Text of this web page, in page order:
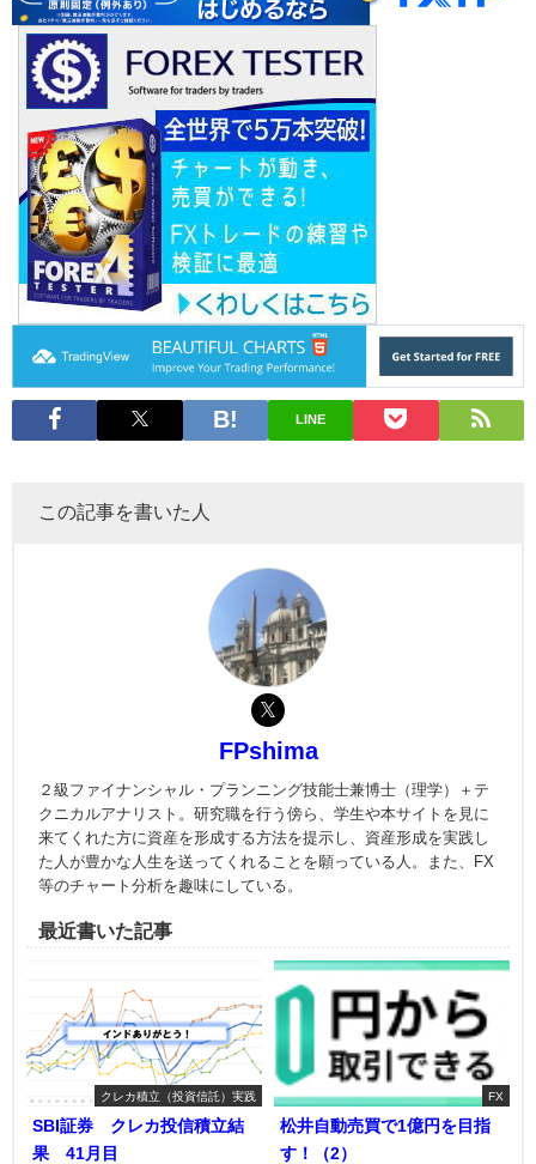
LINE
この記事を書いた人
FPshima
２級ファイナンシャル・プランニング技能士兼博士（理学）＋テ
クニカルアナリスト。研究職を行う傍ら、学生や本サイトを見に
来てくれた方に資産を形成する方法を提示し、資産形成を実践し
た人が豊かな人生を送ってくれることを願っている人。また、FX
等のチャート分析を趣味にしている。
最近書いた記事
クレカ積立（投資信託）実践
SBI証券 クレカ投信積立結
果 41月目
FX
松井自動売買で1億円を目指
す！（2）